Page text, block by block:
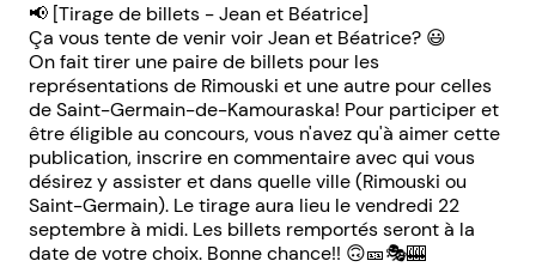
📢 [Tirage de billets - Jean et Béatrice]
Ça vous tente de venir voir Jean et Béatrice? 😃
On fait tirer une paire de billets pour les
représentations de Rimouski et une autre pour celles
de Saint-Germain-de-Kamouraska! Pour participer et
être éligible au concours, vous n'avez qu'à aimer cette
publication, inscrire en commentaire avec qui vous
désirez y assister et dans quelle ville (Rimouski ou
Saint-Germain). Le tirage aura lieu le vendredi 22
septembre à midi. Les billets remportés seront à la
date de votre choix. Bonne chance!! 🙃🎫🎭🎰